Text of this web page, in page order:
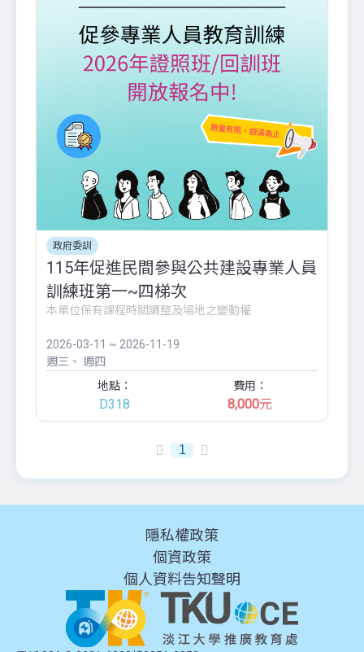
政府委訓
115年促進民間參與公共建設專業人員
訓練班第一~四梯次
本單位保有課程時間調整及場地之變動權
2026-03-11 ~ 2026-11-19
週三
週四
地點：
D318
費用：
8,000元
1
隱私權政策
個資政策
個人資料告知聲明